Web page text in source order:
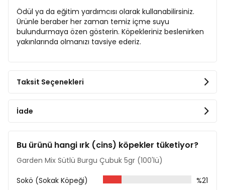
Ödül ya da eğitim yardımcısı olarak kullanabilirsiniz.
Ürünle beraber her zaman temiz içme suyu
bulundurmaya özen gösterin. Köpekleriniz beslenirken
yakınlarında olmanızı tavsiye ederiz.
Taksit Seçenekleri
İade
Bu ürünü hangi ırk (cins) köpekler tüketiyor?
Garden Mix Sütlü Burgu Çubuk 5gr (100'lü)
Sokö (Sokak Köpeği)
%21